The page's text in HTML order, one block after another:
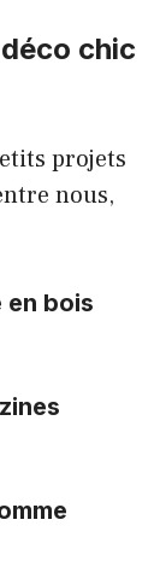
chic
projets
nous,
en bois